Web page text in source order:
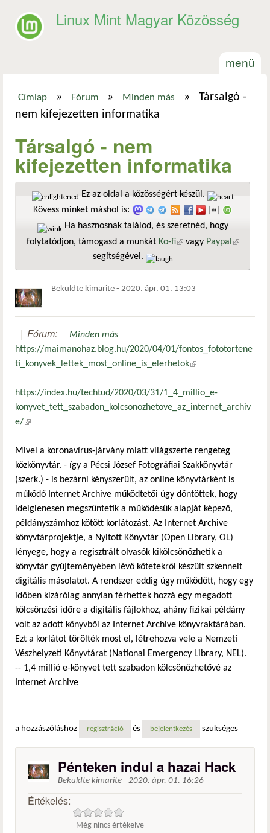
Linux Mint Magyar Közösség
menü
Jelenlegi hely
Címlap » Fórum » Minden más »
Társalgó -
nem kifejezetten informatika
Társalgó - nem
kifejezetten informatika
Ez az oldal a közösségért készül.
Kövess minket máshol is:
Ha hasznosnak találod, és szeretnéd, hogy
folytatódjon, támogasd a munkát Ko-fi(külső hivatkozás)
vagy Paypal
segítségével.
Beküldte kimarite - 2020. ápr. 01. 13:03
Fórum:
Minden más
https://maimanohaz.blog.hu/2020/04/01/fontos_fototortene
ti_konyvek_lettek_most_online_is_elerhetok(külső hivatkozás)
https://index.hu/techtud/2020/03/31/1_4_millio_e-
konyvet_tett_szabadon_kolcsonozhetove_az_internet_archiv
e/(külső hivatkozás)
Mivel a koronavírus-járvány miatt világszerte rengeteg
közkönyvtár. - így a Pécsi József Fotográfiai Szakkönyvtár
(szerk.) - is bezárni kényszerült, az online könyvtárként is
működő Internet Archive működtetői úgy döntöttek, hogy
ideiglenesen megszüntetik a működésük alapját képező,
példányszámhoz kötött korlátozást. Az Internet Archive
könyvtárprojektje, a Nyitott Könyvtár (Open Library, OL)
lényege, hogy a regisztrált olvasók kikölcsönözhetik a
könyvtár gyűjteményében lévő kötetekről készült szkennelt
digitális másolatot. A rendszer eddig úgy működött, hogy egy
időben kizárólag annyian férhettek hozzá egy megadott
kölcsönzési időre a digitális fájlokhoz, ahány fizikai példány
volt az adott könyvből az Internet Archive könyvraktárában.
Ezt a korlátot törölték most el, létrehozva vele a Nemzeti
Vészhelyzeti Könyvtárat (National Emergency Library, NEL).
-- 1,4 millió e-könyvet tett szabadon kölcsönözhetővé az
Internet Archive
a hozzászóláshoz regisztráció és bejelentkezés szükséges
Pénteken indul a hazai Hack
Beküldte kimarite - 2020. ápr. 01. 16:26
Értékelés:
Még nincs értékelve